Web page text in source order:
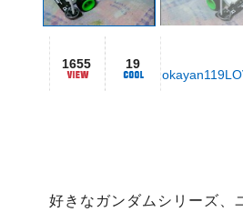
1655 19
好きなガンダムシリーズ、